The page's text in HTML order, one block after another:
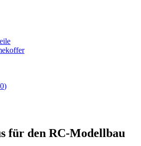
0)
für den RC-Modellbau